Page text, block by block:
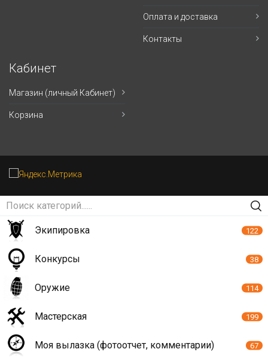
Оплата и доставка
Контакты
Кабинет
Магазин (личный Кабинет)
Корзина
Экипировка 122
Конкурсы 38
Оружие 114
Мастерская 199
Моя вылазка (фотоотчет, комментарии) 67